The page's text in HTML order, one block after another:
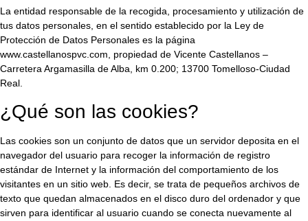
La entidad responsable de la recogida, procesamiento y utilización de
tus datos personales, en el sentido establecido por la Ley de
Protección de Datos Personales es la página
www.castellanospvc.com, propiedad de Vicente Castellanos –
Carretera Argamasilla de Alba, km 0.200; 13700 Tomelloso-Ciudad
Real.
¿Qué son las cookies?
Las cookies son un conjunto de datos que un servidor deposita en el
navegador del usuario para recoger la información de registro
estándar de Internet y la información del comportamiento de los
visitantes en un sitio web. Es decir, se trata de pequeños archivos de
texto que quedan almacenados en el disco duro del ordenador y que
sirven para identificar al usuario cuando se conecta nuevamente al